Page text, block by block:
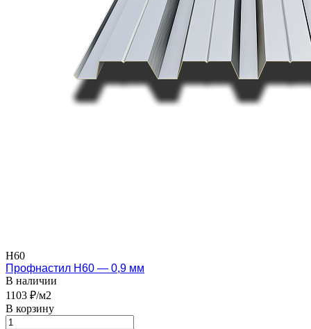
Н60
Профнастил Н60 — 0,9 мм
В наличии
1103 ₽/м2
В корзину